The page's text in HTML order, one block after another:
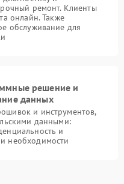
ремонт. Клиенты
онлайн. Также
обслуживание для
решение и
данных
и инструментов,
данными:
и
необходимости